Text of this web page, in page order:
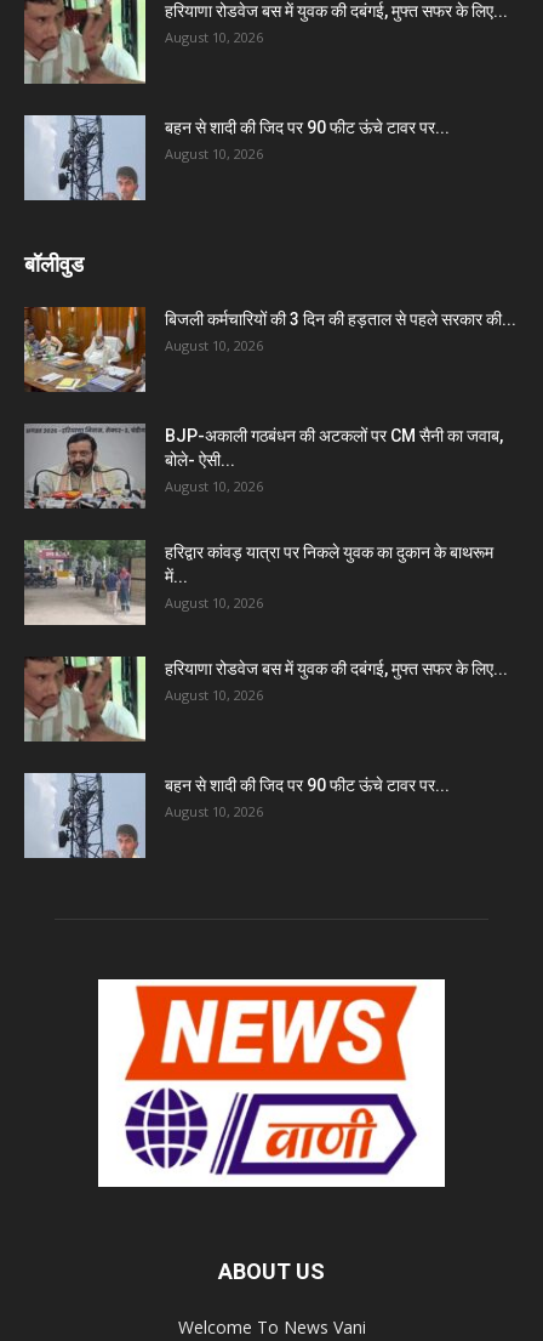
हरियाणा रोडवेज बस में युवक की दबंगई, मुफ्त सफर के लिए...
August 10, 2026
बहन से शादी की जिद पर 90 फीट ऊंचे टावर पर...
August 10, 2026
बॉलीवुड
बिजली कर्मचारियों की 3 दिन की हड़ताल से पहले सरकार की...
August 10, 2026
BJP-अकाली गठबंधन की अटकलों पर CM सैनी का जवाब,
बोले- ऐसी...
August 10, 2026
हरिद्वार कांवड़ यात्रा पर निकले युवक का दुकान के बाथरूम
में...
August 10, 2026
हरियाणा रोडवेज बस में युवक की दबंगई, मुफ्त सफर के लिए...
August 10, 2026
बहन से शादी की जिद पर 90 फीट ऊंचे टावर पर...
August 10, 2026
ABOUT US
Welcome To News Vani